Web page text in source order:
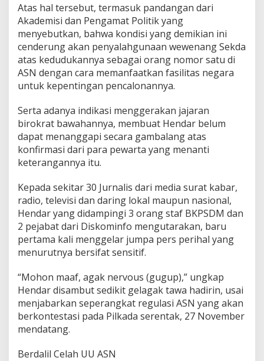
p
T
a
n
e
r
a
g
Atas hal tersebut, termasuk pandangan dari
Akademisi dan Pengamat Politik yang
menyebutkan, bahwa kondisi yang demikian ini
cenderung akan penyalahgunaan wewenang Sekda
atas kedudukannya sebagai orang nomor satu di
ASN dengan cara memanfaatkan fasilitas negara
untuk kepentingan pencalonannya.
Serta adanya indikasi menggerakan jajaran
birokrat bawahannya, membuat Hendar belum
dapat menanggapi secara gambalang atas
konfirmasi dari para pewarta yang menanti
keterangannya itu.
Kepada sekitar 30 Jurnalis dari media surat kabar,
radio, televisi dan daring lokal maupun nasional,
Hendar yang didampingi 3 orang staf BKPSDM dan
2 pejabat dari Diskominfo mengutarakan, baru
pertama kali menggelar jumpa pers perihal yang
menurutnya bersifat sensitif.
“Mohon maaf, agak nervous (gugup),” ungkap
Hendar disambut sedikit gelagak tawa hadirin, usai
menjabarkan seperangkat regulasi ASN yang akan
berkontestasi pada Pilkada serentak, 27 November
mendatang.
Berdalil Celah UU ASN